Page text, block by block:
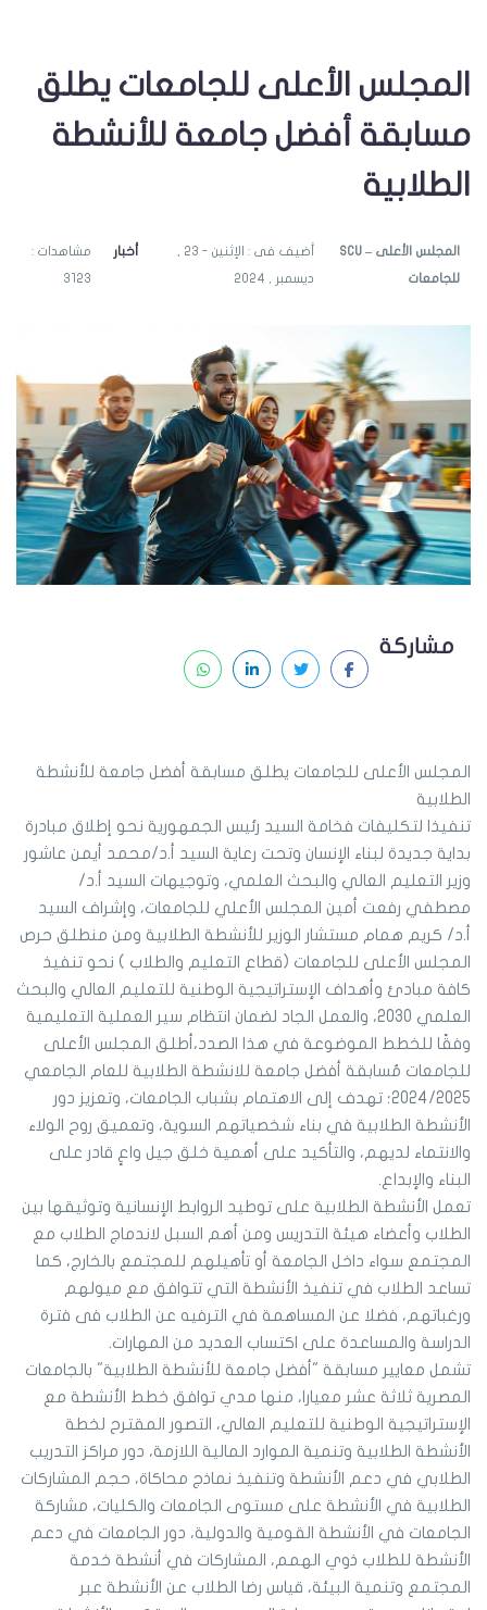
المجلس الأعلى للجامعات يطلق
مسابقة أفضل جامعة للأنشطة
الطلابية
SCU – المجلس الأعلى
للجامعات ديسمبر , 2024
أخبار مشاهدات :
3123
مشاركة
المجلس الأعلى للجامعات يطلق مسابقة أفضل جامعة للأنشطة
الطلابية
تنفيذا لتكليفات فخامة السيد رئيس الجمهورية نحو إطلاق مبادرة
بداية جديدة لبناء الإنسان وتحت رعاية السيد أ.د/محمد أيمن عاشور
وزير التعليم العالي والبحث العلمي، وتوجيهات السيد أ.د/
مصطفي رفعت أمين المجلس الأعلي للجامعات، وإشراف السيد
أ.د/ كريم همام مستشار الوزير للأنشطة الطلابية ومن منطلق حرص
المجلس الأعلى للجامعات (قطاع التعليم والطلاب ) نحو تنفيذ
كافة مبادئ وأهداف الإستراتيجية الوطنية للتعليم العالي والبحث
العلمي 2030، والعمل الجاد لضمان انتظام سير العملية التعليمية
وفقًا للخطط الموضوعة في هذا الصدد،أطلق المجلس الأعلى
للجامعات مُسابقة أفضل جامعة للانشطة الطلابية للعام الجامعي
2024/2025؛ تهدف إلى الاهتمام بشباب الجامعات، وتعزيز دور
الأنشطة الطلابية في بناء شخصياتهم السوية، وتعميق روح الولاء
والانتماء لديهم، والتأكيد على أهمية خلق جيل واعٍ قادر على
البناء والإبداع.
تعمل الأنشطة الطلابية على توطيد الروابط الإنسانية وتوثيقها بين
الطلاب وأعضاء هيئة التدريس ومن أهم السبل لاندماج الطلاب مع
المجتمع سواء داخل الجامعة أو تأهيلهم للمجتمع بالخارج، كما
تساعد الطلاب في تنفيذ الأنشطة التي تتوافق مع ميولهم
ورغباتهم، فضلا عن المساهمة في الترفيه عن الطلاب فى فترة
الدراسة والمساعدة على اكتساب العديد من المهارات.
تشمل معايير مسابقة "أفضل جامعة للأنشطة الطلابية" بالجامعات
المصرية ثلاثة عشر معيارا، منها مدي توافق خطط الأنشطة مع
الإستراتيجية الوطنية للتعليم العالي، التصور المقترح لخطة
الأنشطة الطلابية وتنمية الموارد المالية اللازمة، دور مراكز التدريب
الطلابي في دعم الأنشطة وتنفيذ نماذج محاكاة، حجم المشاركات
الطلابية في الأنشطة على مستوى الجامعات والكليات، مشاركة
الجامعات في الأنشطة القومية والدولية، دور الجامعات في دعم
الأنشطة للطلاب ذوي الهمم، المشاركات في أنشطة خدمة
المجتمع وتنمية البيئة، قياس رضا الطلاب عن الأنشطة عبر